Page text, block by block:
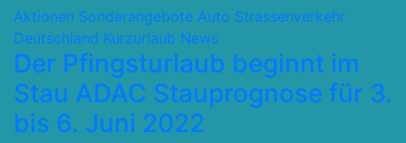
Aktionen Sonderangebote Auto Strassenverkehr
Deutschland Kurzurlaub News
Der Pfingsturlaub beginnt im
Stau ADAC Stauprognose für 3.
bis 6. Juni 2022